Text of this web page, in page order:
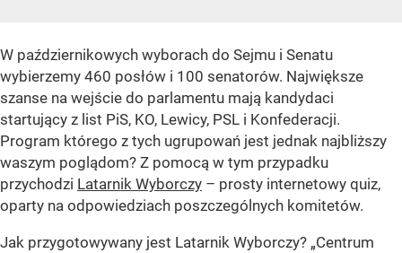
W październikowych wyborach do Sejmu i Senatu
wybierzemy 460 posłów i 100 senatorów. Największe
szanse na wejście do parlamentu mają kandydaci
startujący z list PiS, KO, Lewicy, PSL i Konfederacji.
Program którego z tych ugrupowań jest jednak najbliższy
waszym poglądom? Z pomocą w tym przypadku
przychodzi Latarnik Wyborczy – prosty internetowy quiz,
oparty na odpowiedziach poszczególnych komitetów.
Jak przygotowywany jest Latarnik Wyborczy? „Centrum